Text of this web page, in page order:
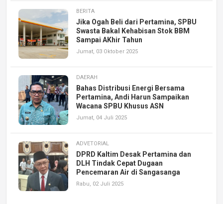
BERITA
Jika Ogah Beli dari Pertamina, SPBU
Swasta Bakal Kehabisan Stok BBM
Sampai AKhir Tahun
Jumat, 03 Oktober 2025
DAERAH
Bahas Distribusi Energi Bersama
Pertamina, Andi Harun Sampaikan
Wacana SPBU Khusus ASN
Jumat, 04 Juli 2025
ADVETORIAL
DPRD Kaltim Desak Pertamina dan
DLH Tindak Cepat Dugaan
Pencemaran Air di Sangasanga
Rabu, 02 Juli 2025